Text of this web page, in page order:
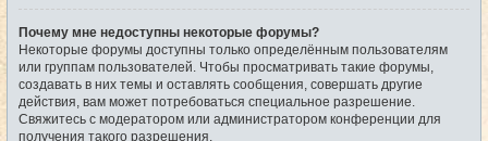
Почему мне недоступны некоторые форумы?
Некоторые форумы доступны только определённым пользователям
или группам пользователей. Чтобы просматривать такие форумы,
создавать в них темы и оставлять сообщения, совершать другие
действия, вам может потребоваться специальное разрешение.
Свяжитесь с модератором или администратором конференции для
получения такого разрешения.